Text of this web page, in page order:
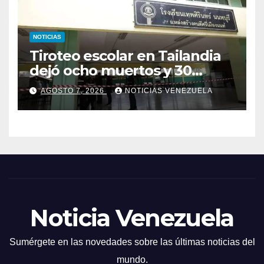
NOTICIAS
Tiroteo escolar en Tailandia
dejó ocho muertos y 30
heridos
AGOSTO 7, 2026 NOTICIAS VENEZUELA
Noticia Venezuela
Sumérgete en las novedades sobre las últimas noticias del
mundo.